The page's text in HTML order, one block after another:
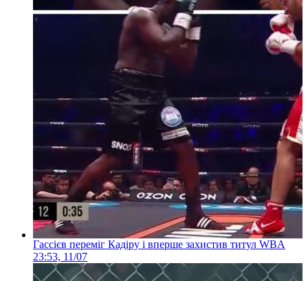
Гассієв переміг Кадіру і вперше захистив титул WBA
23:53, 11/07